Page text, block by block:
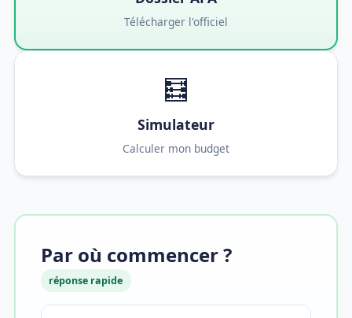
Télécharger l'officiel
🧮
Simulateur
Calculer mon budget
Par où commencer ?
réponse rapide